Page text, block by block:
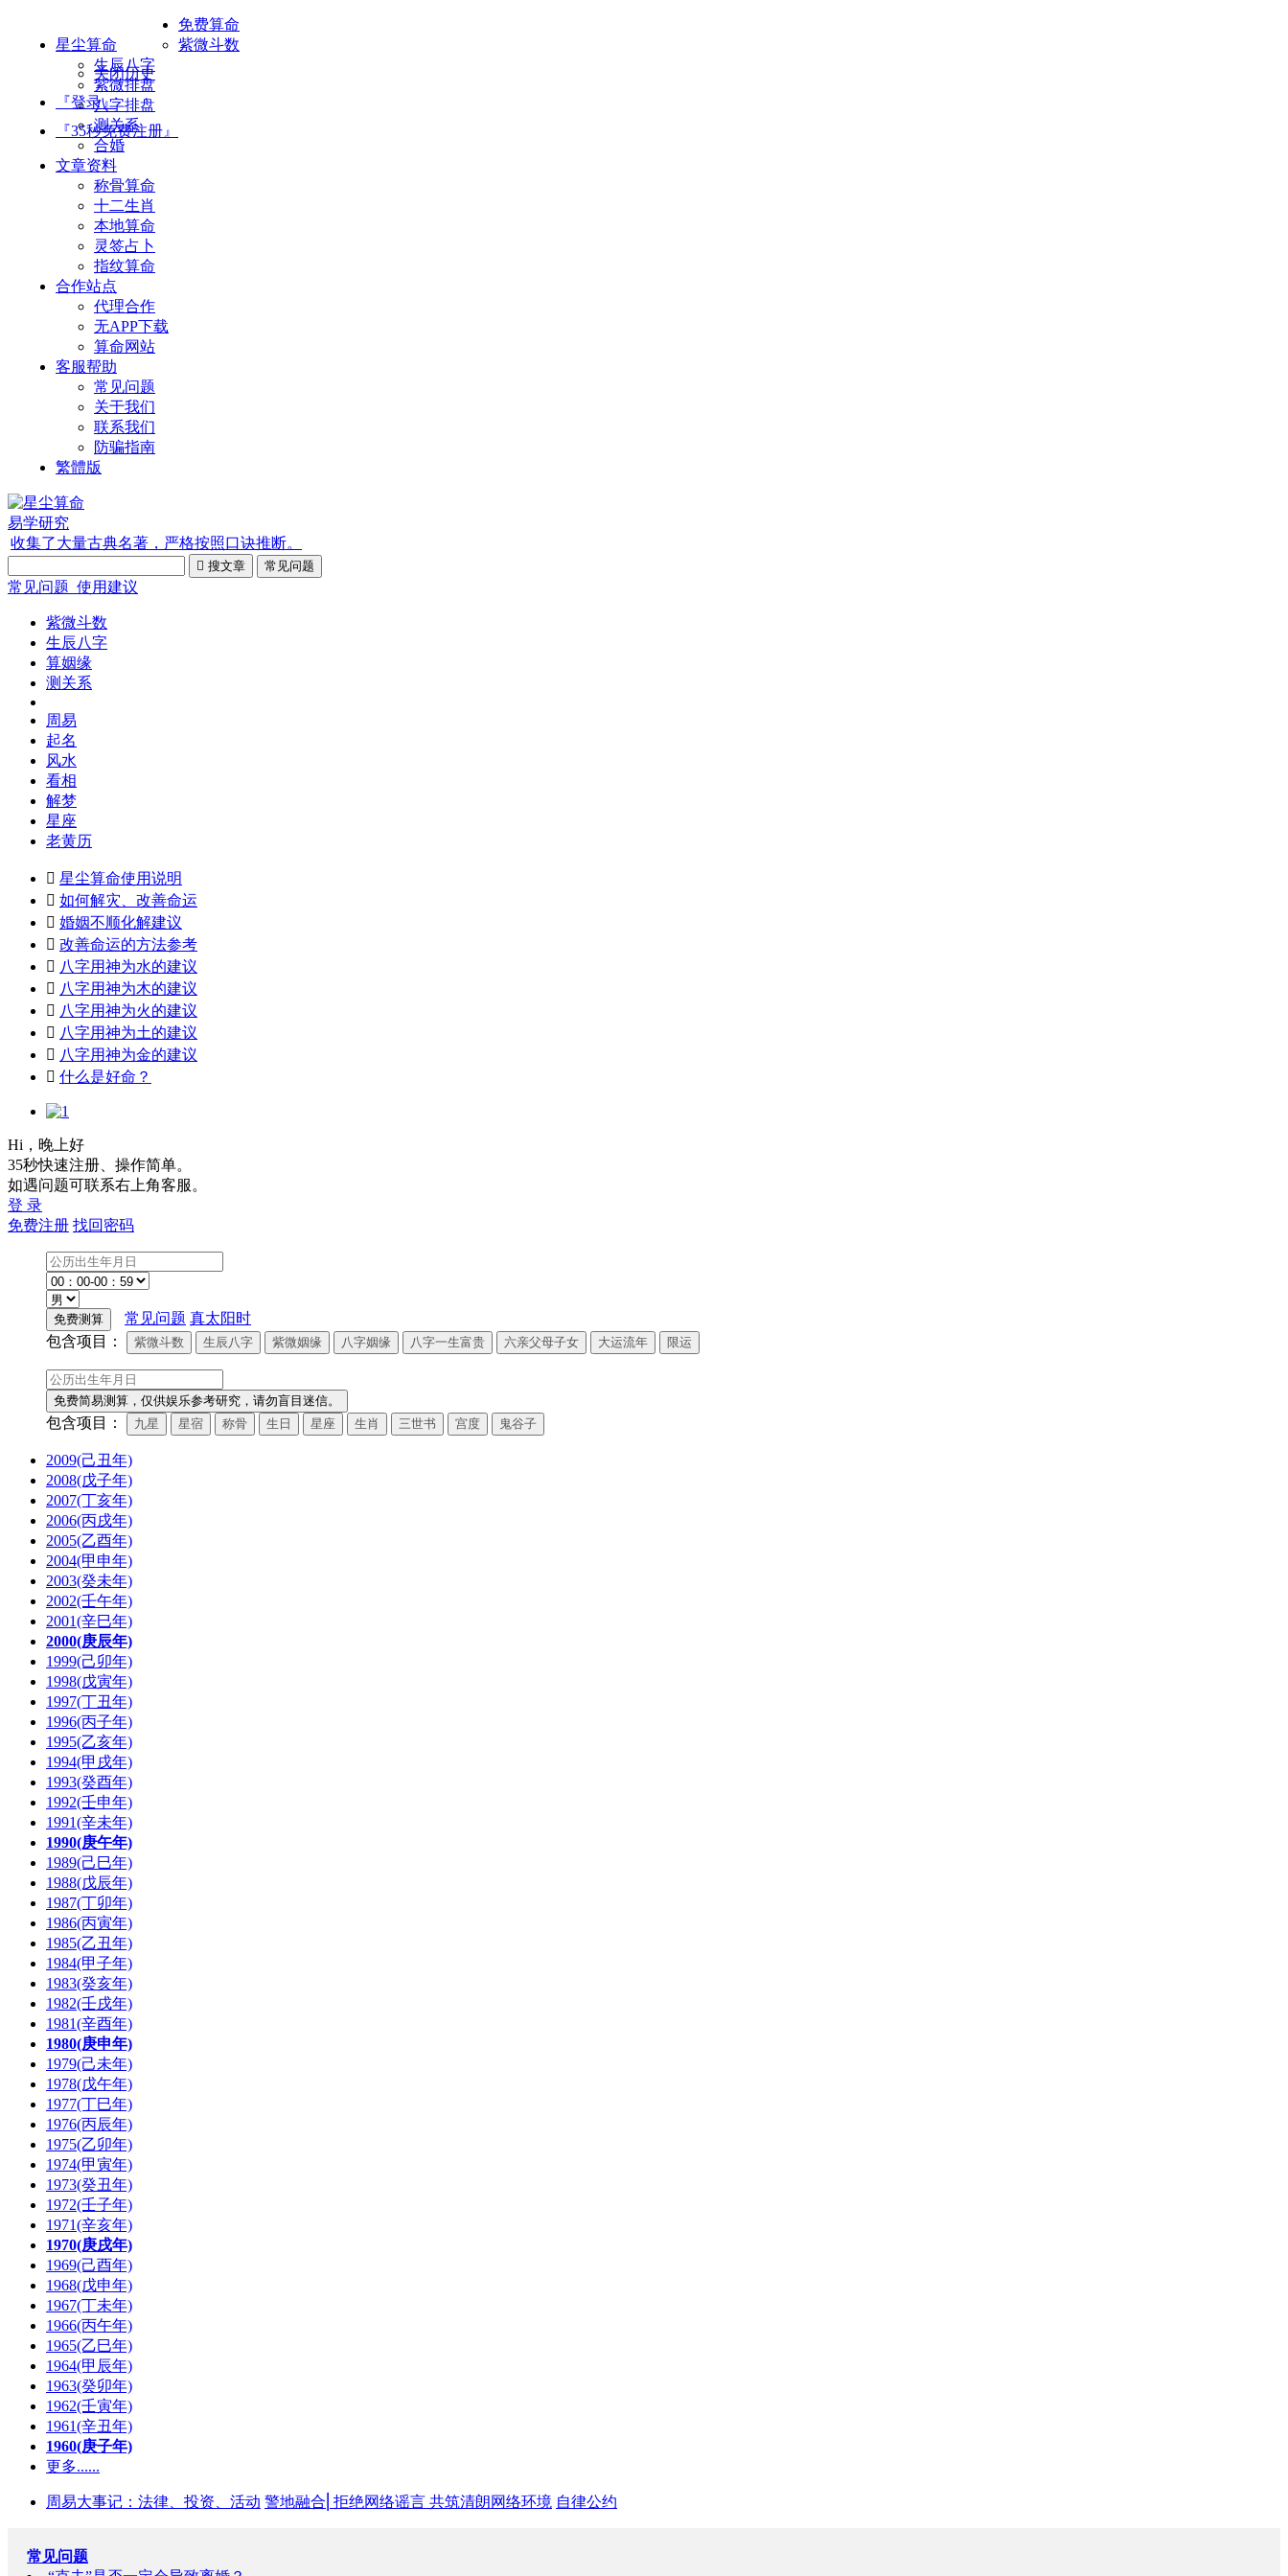
星尘算命
关闭历史
『登录』
『35秒免费注册』
免费算命
紫微斗数
生辰八字
紫微排盘
八字排盘
测关系
合婚
文章资料
称骨算命
十二生肖
本地算命
灵签占卜
指纹算命
合作站点
代理合作
无APP下载
算命网站
客服帮助
常见问题
关于我们
联系我们
防骗指南
繁體版
易学研究
收集了大量古典名著，严格按照口诀推断。
 搜文章 常见问题
常见问题_使用建议
紫微斗数
生辰八字
算姻缘
测关系
周易
起名
风水
看相
解梦
星座
老黄历
 星尘算命使用说明
 如何解灾、改善命运
 婚姻不顺化解建议
 改善命运的方法参考
 八字用神为水的建议
 八字用神为木的建议
 八字用神为火的建议
 八字用神为土的建议
 八字用神为金的建议
 什么是好命？
Hi，晚上好
35秒快速注册、操作简单。
如遇问题可联系右上角客服。
登 录
免费注册 找回密码
常见问题 真太阳时
包含项目：
紫微斗数 生辰八字 紫微姻缘 八字姻缘 八字一生富贵 六亲父母子女 大运流年 限运
包含项目： 九星 星宿 称骨 生日 星座 生肖 三世书 宫度 鬼谷子
2009(己丑年)
2008(戊子年)
2007(丁亥年)
2006(丙戌年)
2005(乙酉年)
2004(甲申年)
2003(癸未年)
2002(壬午年)
2001(辛巳年)
2000(庚辰年)
1999(己卯年)
1998(戊寅年)
1997(丁丑年)
1996(丙子年)
1995(乙亥年)
1994(甲戌年)
1993(癸酉年)
1992(壬申年)
1991(辛未年)
1990(庚午年)
1989(己巳年)
1988(戊辰年)
1987(丁卯年)
1986(丙寅年)
1985(乙丑年)
1984(甲子年)
1983(癸亥年)
1982(壬戌年)
1981(辛酉年)
1980(庚申年)
1979(己未年)
1978(戊午年)
1977(丁巳年)
1976(丙辰年)
1975(乙卯年)
1974(甲寅年)
1973(癸丑年)
1972(壬子年)
1971(辛亥年)
1970(庚戌年)
1969(己酉年)
1968(戊申年)
1967(丁未年)
1966(丙午年)
1965(乙巳年)
1964(甲辰年)
1963(癸卯年)
1962(壬寅年)
1961(辛丑年)
1960(庚子年)
更多......
周易大事记：法律、投资、活动 警地融合⎜拒绝网络谣言 共筑清朗网络环境 自律公约
常见问题